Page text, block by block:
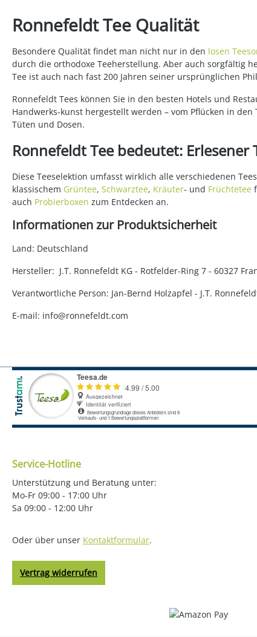
Ronnefeldt Tee Qualität
Besondere Qualität findet man nicht nur in den losen
durch die orthodoxe Teeherstellung. Aber auch sorgfältig
Tee ist auch nach fast 200 Jahren seiner ursprünglichen
Ronnefeldt Tees können Sie in den besten Hotels und
Handwerks-kunst hergestellt werden – vom Pflücken in
Tüten und Dosen.
Ronnefeldt Tee bedeutet: Erlesener
Diese Teeselektion umfasst wirklich alle verschiedenen
klassischem Grüntee, Schwarztee, Kräuter- und Früchtetee
auch Probierboxen zum Entdecken an.
Informationen zur Produktsicherheit
Land: Deutschland
Hersteller: J.T. Ronnefeldt KG - Rotfelder-Ring 7 - 60327
Verantwortliche Person: Jan-Bernd Holzapfel - J.T.
E-mail: info@ronnefeldt.com
Service-Hotline
Unterstützung und Beratung unter:
Mo-Fr 09:00 - 17:00 Uhr
Sa 09:00 - 12:00 Uhr
Oder über unser Kontaktformular.
Vertrag widerrufen